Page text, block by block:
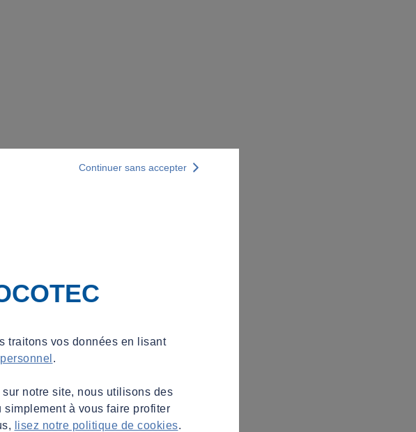
traitons vos données en lisant
.
notre site, nous utilisons des
à vous faire profiter
lisez notre politique de cookies.
Continuer sans accepter